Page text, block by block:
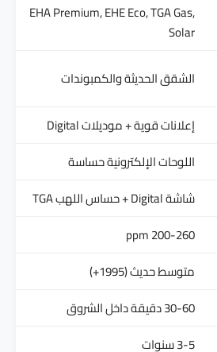
EHA Premium, EHE Eco, TGA Gas,
Solar
الشقق الحديثة والكمبوندات
إعلانات قوية + موديلات Digital
اللوحات الإلكترونية حساسة
شاشة Digital + حساس اللهب TGA
200-260 ppm
متوسط حديث (1995+)
30-60 دقيقة داخل الشروق
3-5 سنوات